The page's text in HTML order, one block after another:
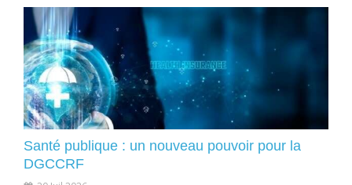
Santé publique : un nouveau pouvoir pour la
DGCCRF